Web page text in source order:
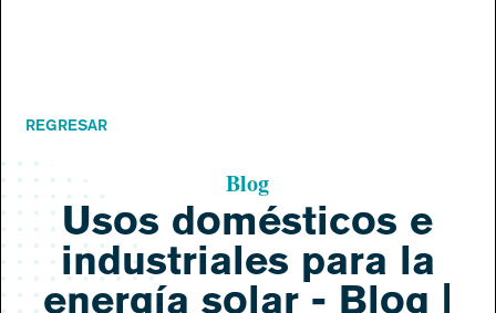
REGRESAR
Blog
Usos domésticos e
industriales para la
energía solar - Blog |